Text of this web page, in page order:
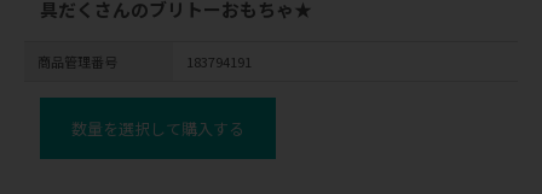
具だくさんのブリトーおもちゃ★
商品管理番号 183794191
数量を選択して購入する